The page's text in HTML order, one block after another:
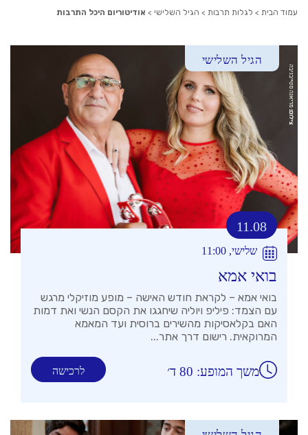
עמוד הבית > לגלות תרבות > הגיל השלישי > אודיטוריום היכל התרבות
הגיל השלישי
11.08
שלישי, 11:00
בואי אמא
בואי אמא – לקראת חודש האישה – מופע מוזיקלי מרגש
עם הצמד: פיליפ ויוליה שיחגגו את הקסם הנשי ואת דמות
האם בקלאסיקות מהשירים ברוסית ועד המאמא
המרוקאית. רישום דרך אתר...
לרכישה משך המופע: 80 ד׳